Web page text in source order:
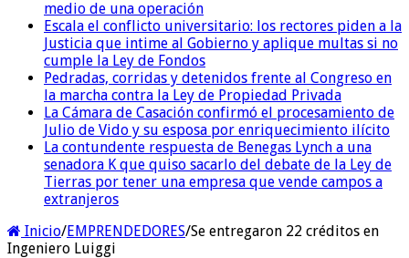
medio de una operación
Escala el conflicto universitario: los rectores piden a la
Justicia que intime al Gobierno y aplique multas si no
cumple la Ley de Fondos
Pedradas, corridas y detenidos frente al Congreso en
la marcha contra la Ley de Propiedad Privada
La Cámara de Casación confirmó el procesamiento de
Julio de Vido y su esposa por enriquecimiento ilícito
La contundente respuesta de Benegas Lynch a una
senadora K que quiso sacarlo del debate de la Ley de
Tierras por tener una empresa que vende campos a
extranjeros
Inicio/EMPRENDEDORES/Se entregaron 22 créditos en
Ingeniero Luiggi